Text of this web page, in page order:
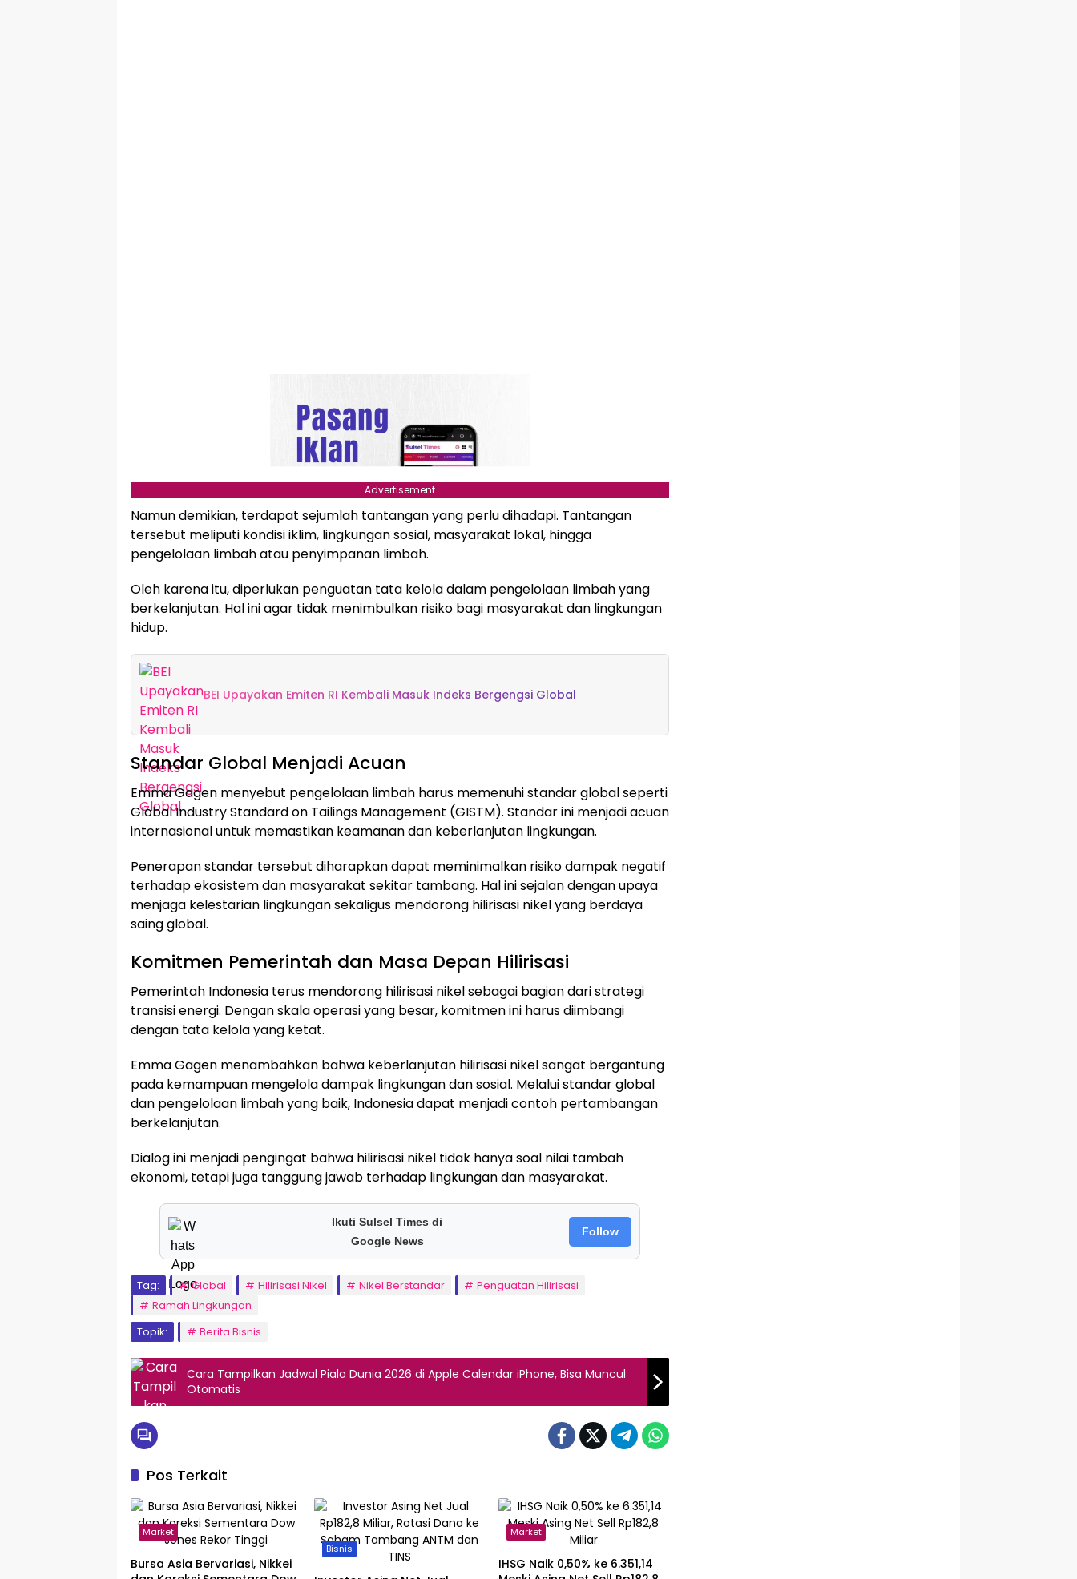
Advertisement
Namun demikian, terdapat sejumlah tantangan yang perlu dihadapi. Tantangan
tersebut meliputi kondisi iklim, lingkungan sosial, masyarakat lokal, hingga
pengelolaan limbah atau penyimpanan limbah.
Oleh karena itu, diperlukan penguatan tata kelola dalam pengelolaan limbah yang
berkelanjutan. Hal ini agar tidak menimbulkan risiko bagi masyarakat dan lingkungan
hidup.
BEI Upayakan Emiten RI Kembali Masuk Indeks Bergengsi Global
Standar Global Menjadi Acuan
Emma Gagen menyebut pengelolaan limbah harus memenuhi standar global seperti
Global Industry Standard on Tailings Management (GISTM). Standar ini menjadi acuan
internasional untuk memastikan keamanan dan keberlanjutan lingkungan.
Penerapan standar tersebut diharapkan dapat meminimalkan risiko dampak negatif
terhadap ekosistem dan masyarakat sekitar tambang. Hal ini sejalan dengan upaya
menjaga kelestarian lingkungan sekaligus mendorong hilirisasi nikel yang berdaya
saing global.
Komitmen Pemerintah dan Masa Depan Hilirisasi
Pemerintah Indonesia terus mendorong hilirisasi nikel sebagai bagian dari strategi
transisi energi. Dengan skala operasi yang besar, komitmen ini harus diimbangi
dengan tata kelola yang ketat.
Emma Gagen menambahkan bahwa keberlanjutan hilirisasi nikel sangat bergantung
pada kemampuan mengelola dampak lingkungan dan sosial. Melalui standar global
dan pengelolaan limbah yang baik, Indonesia dapat menjadi contoh pertambangan
berkelanjutan.
Dialog ini menjadi pengingat bahwa hilirisasi nikel tidak hanya soal nilai tambah
ekonomi, tetapi juga tanggung jawab terhadap lingkungan dan masyarakat.
Ikuti Sulsel Times di
Google News
Follow
Tag: Global Hilirisasi Nikel Nikel Berstandar
Penguatan Hilirisasi
Ramah Lingkungan
Topik:
Berita Bisnis
Cara Tampilkan Jadwal Piala Dunia 2026 di Apple Calendar iPhone, Bisa Muncul
Otomatis
Pos Terkait
Market
Bursa Asia Bervariasi, Nikkei
Bisnis
Market
IHSG Naik 0,50% ke 6.351,14